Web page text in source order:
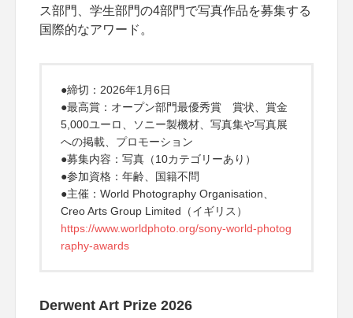
ス部門、学生部門の4部門で写真作品を募集する
国際的なアワード。
●締切：2026年1月6日
●最高賞：オープン部門最優秀賞 賞状、賞金
5,000ユーロ、ソニー製機材、写真集や写真展
への掲載、プロモーション
●募集内容：写真（10カテゴリーあり）
●参加資格：年齢、国籍不問
●主催：World Photography Organisation、
Creo Arts Group Limited（イギリス）
https://www.worldphoto.org/sony-world-photog
raphy-awards
Derwent Art Prize 2026